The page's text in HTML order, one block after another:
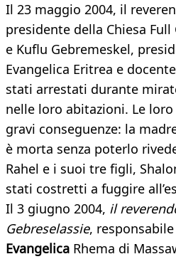
Il 23 maggio 2004, il
presidente della Chiesa
e Kuflu Gebremeskel,
Evangelica Eritrea e
stati arrestati durante
nelle loro abitazioni. Le
gravi conseguenze: la
è morta senza poterlo
Rahel e i suoi tre figli,
stati costretti a fuggire
Il 3 giugno 2004, il
Gebreselassie, responsabile
Evangelica Rhema di